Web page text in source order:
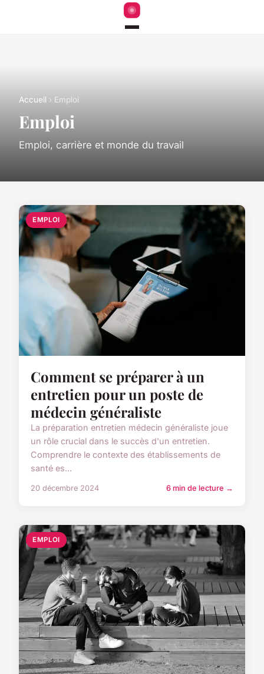
Accueil › Emploi
Emploi
Emploi, carrière et monde du travail
EMPLOI
Comment se préparer à un
entretien pour un poste de
médecin généraliste
La préparation entretien médecin généraliste joue
un rôle crucial dans le succès d'un entretien.
Comprendre le contexte des établissements de
santé es...
20 décembre 2024 6 min de lecture →
EMPLOI